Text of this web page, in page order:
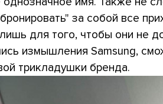
за собой все
для того, чтобы они не
измышления Samsung,
трикладушки бренда.